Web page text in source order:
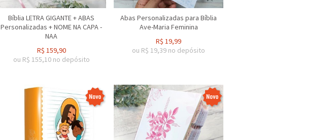
Bíblia LETRA GIGANTE + ABAS
Personalizadas + NOME NA CAPA -
NAA
R$ 159,90
ou R$ 155,10 no depósito
Abas Personalizadas para Bíblia
Ave-Maria Feminina
R$ 19,99
ou R$ 19,39 no depósito